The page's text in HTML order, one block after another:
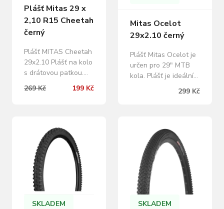
Plášť Mitas 29 x
2,10 R15 Cheetah
černý
Plášť MITAS Cheetah
29x2.10 Plášť na kolo
s drátovou patkou.
Univerzální a rychlý
podkladem, kde vás
spolehlivě podrží.
Vyšší hustící tlaky.
Plášť je zařazen do
kategorie ECONOMY
LEVEL - pláště určené
pro širokou veřejnost.
Jejich celkové
269 Kč 199 Kč
Mitas Ocelot
29x2.10 černý
Plášť Mitas Ocelot je
určen pro 29" MTB
kola. Plášť je ideální
do mírně členitého,
pevného terénu, kde
výstupkům na bocích.
alternativní rozměr:
54-622 dezén: V85
OCELOT konstrukce:
Classic TPI: 22 tlak:
380 kPa hmotnost:
950 g
299 Kč
SKLADEM SKLADEM